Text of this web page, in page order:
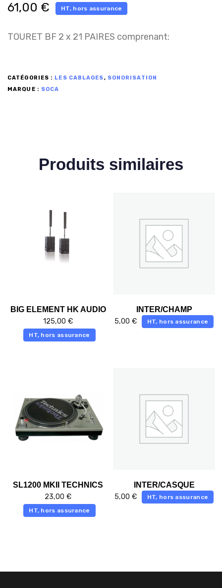
61,00 € HT, hors assurance
TOURET BF 2 x 21 PAIRES comprenant:
CATÉGORIES : LES CABLAGES, SONORISATION
MARQUE : SOCA
Produits similaires
BIG ELEMENT HK AUDIO
125,00 €
HT, hors assurance
INTER/CHAMP
5,00 € HT, hors assurance
SL1200 MKII TECHNICS
23,00 €
HT, hors assurance
INTER/CASQUE
5,00 € HT, hors assurance